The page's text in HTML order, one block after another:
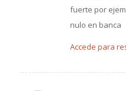
fuerte por
nulo en banca
Accede para